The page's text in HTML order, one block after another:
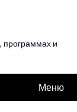
программах и
Меню